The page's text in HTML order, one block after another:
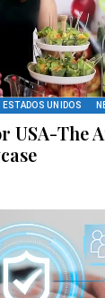
ESTADOS UNIDOS
USA-The